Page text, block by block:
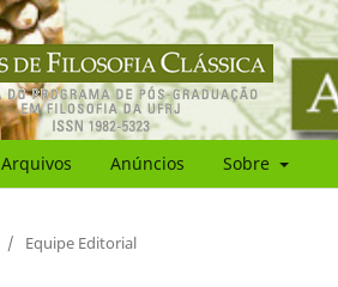
Arquivos Anúncios Sobre
/ Equipe Editorial